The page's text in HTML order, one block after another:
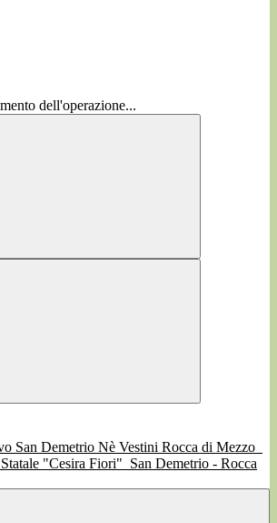
dell'operazione...
"Cesira Fiori" San Demetrio - Rocca